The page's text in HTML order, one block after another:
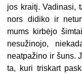
jos kraitį. Vadinasi,
nors didiko ir
mums kirbėjo
nesužinojo,
neatpažino ir šuns.
ta, kuri triskart